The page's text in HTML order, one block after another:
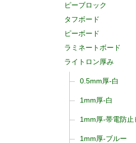
ピーブロック
タフボード
ピーボード
ラミネートボード
ライトロン厚み
0.5mm厚-白
1mm厚-白
1mm厚-帯電防止
1mm厚-ブルー